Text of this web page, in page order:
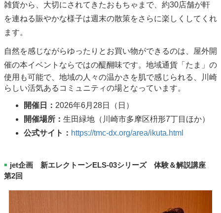
雑貨から、大切にされてきたおもちゃまで、約30店舗が軒
を連ねる賑やかな様子は週末の散策をさらに楽しくしてくれ
ます。
自然を感じながらゆったりとお買い物ができるのは、屋外開
催の本イベントならではの醍醐味です。 地域通貨「たま」の
使用も可能で、地域の人々の温かさを肌で感じられる、川崎
らしい活気あるコミュニティの場となっています。
開催日： 2026年6月28日（日）
開催場所： 生田緑地（川崎市多摩区枡形7丁目ほか）
公式サイト： https://tmc-dx.org/area/ikuta.html
■ jet企画 新エレクトーンELS-03シリーズ 体験＆解説講座
第2回